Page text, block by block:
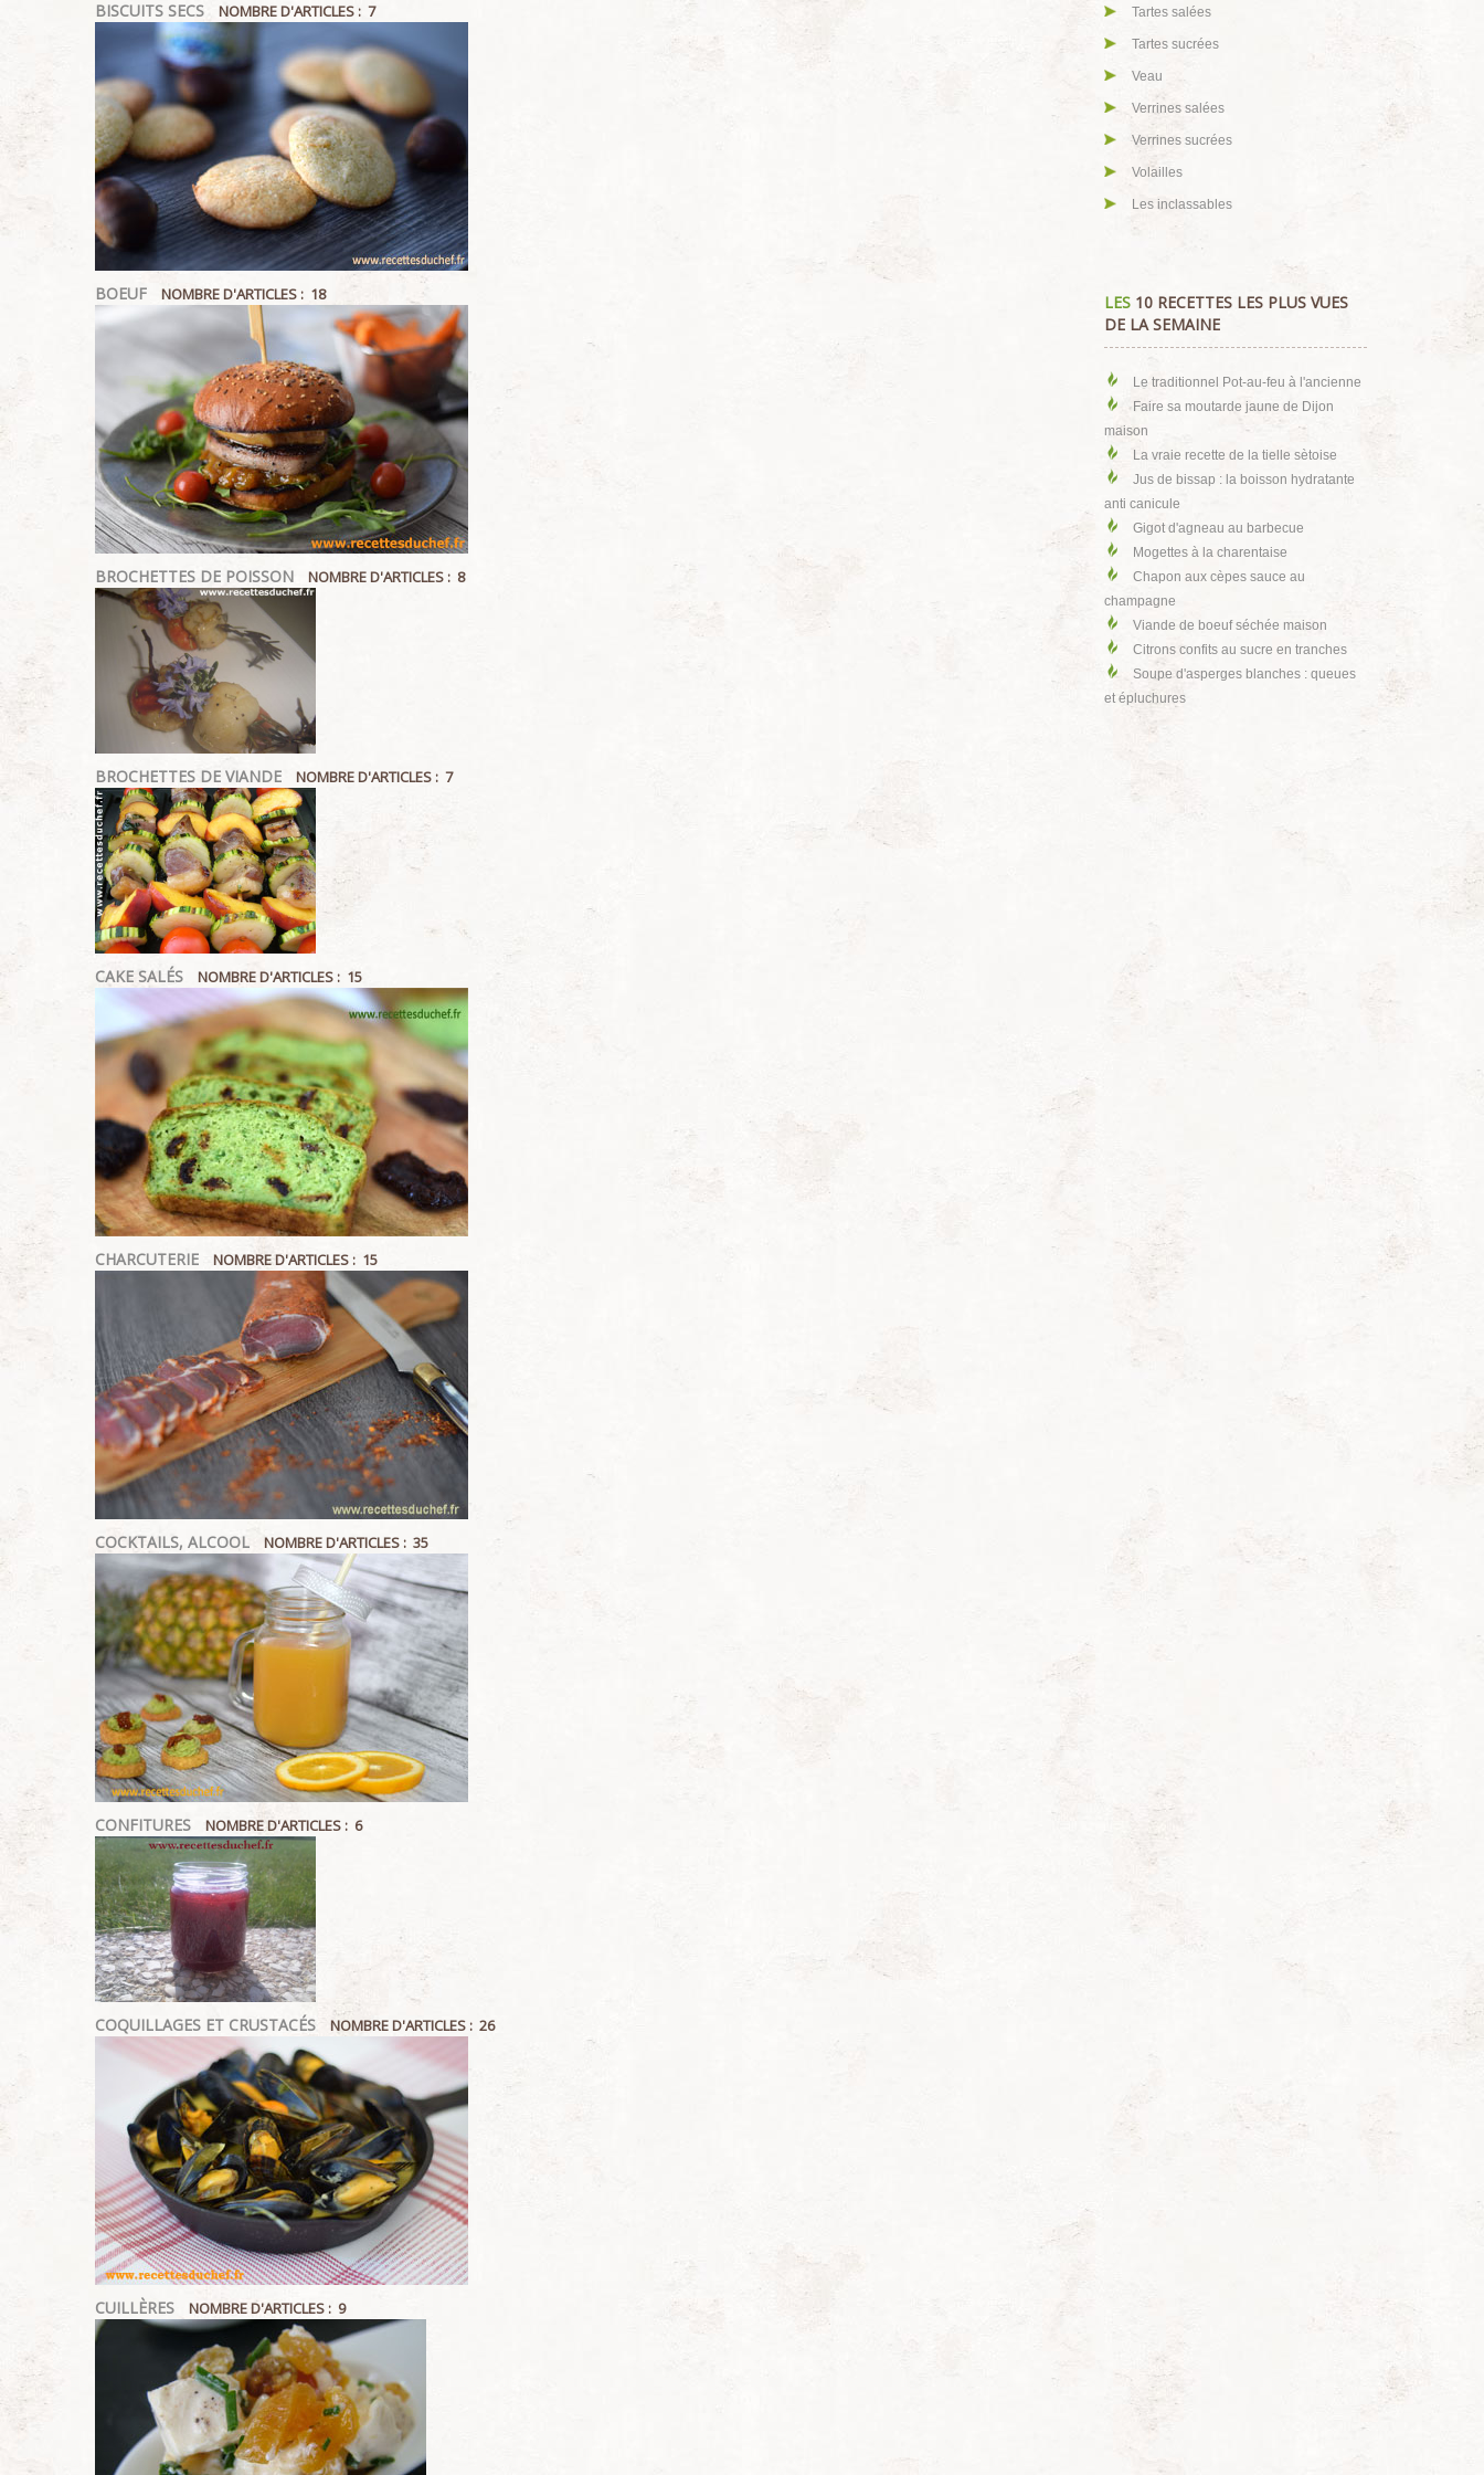
BISCUITS SECS NOMBRE D'ARTICLES : 7
BOEUF NOMBRE D'ARTICLES : 18
BROCHETTES DE POISSON NOMBRE D'ARTICLES : 8
BROCHETTES DE VIANDE NOMBRE D'ARTICLES : 7
CAKE SALÉS NOMBRE D'ARTICLES : 15
CHARCUTERIE NOMBRE D'ARTICLES : 15
COCKTAILS, ALCOOL NOMBRE D'ARTICLES : 35
CONFITURES NOMBRE D'ARTICLES : 6
COQUILLAGES ET CRUSTACÉS NOMBRE D'ARTICLES : 26
CUILLÈRES NOMBRE D'ARTICLES : 9
Tartes salées
Tartes sucrées
Veau
Verrines salées
Verrines sucrées
Volailles
Les inclassables
LES 10 RECETTES LES PLUS VUES
DE LA SEMAINE
Le traditionnel Pot-au-feu à l'ancienne
Faire sa moutarde jaune de Dijon
maison
La vraie recette de la tielle sètoise
Jus de bissap : la boisson hydratante
anti canicule
Gigot d'agneau au barbecue
Mogettes à la charentaise
Chapon aux cèpes sauce au
champagne
Viande de boeuf séchée maison
Citrons confits au sucre en tranches
Soupe d'asperges blanches : queues
et épluchures